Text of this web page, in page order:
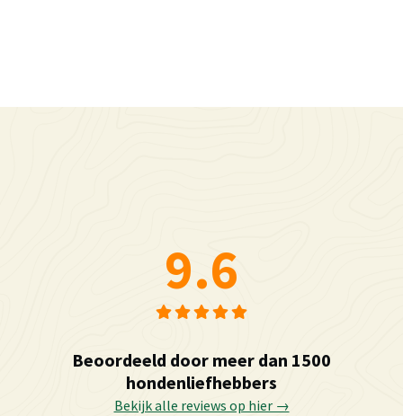
9.6
Beoordeeld door meer dan 1500
hondenliefhebbers
Bekijk alle reviews op hier →